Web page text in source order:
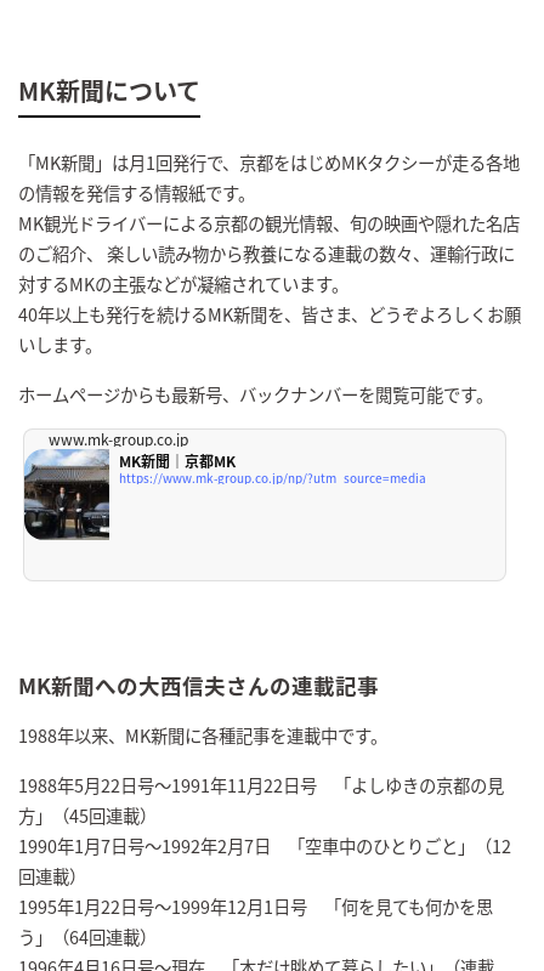
MK新聞について
「MK新聞」は月1回発行で、京都をはじめMKタクシーが走る各地
の情報を発信する情報紙です。
MK観光ドライバーによる京都の観光情報、旬の映画や隠れた名店
のご紹介、 楽しい読み物から教養になる連載の数々、運輸行政に
対するMKの主張などが凝縮されています。
40年以上も発行を続けるMK新聞を、皆さま、どうぞよろしくお願
いします。
ホームページからも最新号、バックナンバーを閲覧可能です。
www.mk-group.co.jp
MK新聞｜京都MK
https://www.mk-group.co.jp/np/?utm_source=media
MK新聞への大西信夫さんの連載記事
1988年以来、MK新聞に各種記事を連載中です。
1988年5月22日号～1991年11月22日号 「よしゆきの京都の見
方」（45回連載）
1990年1月7日号～1992年2月7日 「空車中のひとりごと」（12
回連載）
1995年1月22日号～1999年12月1日号 「何を見ても何かを思
う」（64回連載）